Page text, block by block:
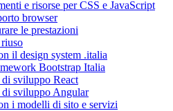
e risorse per CSS e JavaScript
browser
le prestazioni
il design system .italia
Bootstrap Italia
sviluppo React
sviluppo Angular
i modelli di sito e servizi